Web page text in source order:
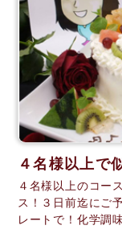
４名様以上で
４名様以上のコー
ス！３日前迄にご
レートで！化学調